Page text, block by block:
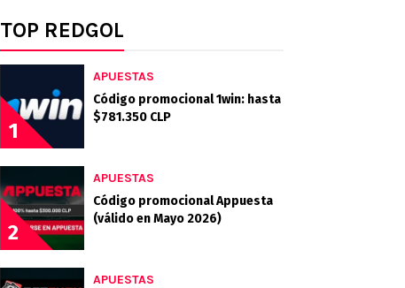
TOP REDGOL
1
APUESTAS
Código promocional 1win: hasta
$781.350 CLP
2
APUESTAS
Código promocional Appuesta
(válido en Mayo 2026)
APUESTAS